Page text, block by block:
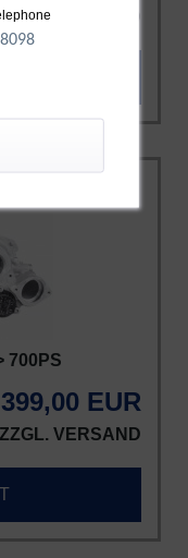
700PS
EUR
VERSAND